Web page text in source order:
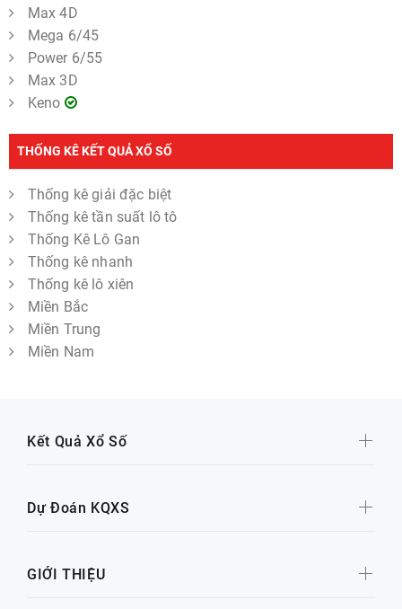
Max 4D
Mega 6/45
Power 6/55
Max 3D
Keno
THỐNG KÊ KẾT QUẢ XỔ SỐ
Thống kê giải đặc biệt
Thống kê tần suất lô tô
Thống Kê Lô Gan
Thống kê nhanh
Thống kê lô xiên
Miền Bắc
Miền Trung
Miền Nam
Kết Quả Xổ Số
Dự Đoán KQXS
GIỚI THIỆU